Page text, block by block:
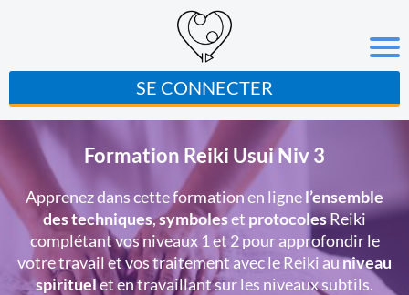
SE CONNECTER
Formation Reiki Usui Niv 3
Apprenez dans cette formation en lignel’ensemble
des techniques,symboleset protocolesReiki
complétant vos niveaux 1 et 2 pour approfondir le
votre travail et vos traitement avec le Reiki auniveau
spirituelet en travaillant sur les niveaux subtils.